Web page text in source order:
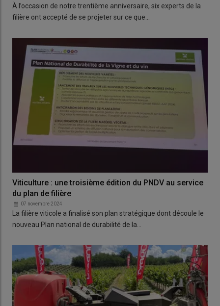
À l’occasion de notre trentième anniversaire, six experts de la
filière ont accepté de se projeter sur ce que…
Viticulture : une troisième édition du PNDV au service
du plan de filière
07 novembre 2024
La filière viticole a finalisé son plan stratégique dont découle le
nouveau Plan national de durabilité de la…